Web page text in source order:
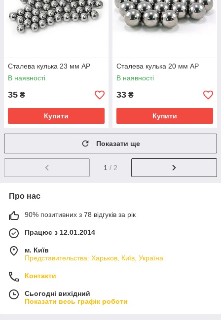
Сталева кулька 23 мм AP
В наявності
35 ₴
Купити
Сталева кулька 20 мм AP
В наявності
33 ₴
Купити
Показати ще
1 / 2
Про нас
90% позитивних з 78 відгуків за рік
Працює з 12.01.2014
м. Київ
Представительства: Харьков, Київ, Україна
Контакти
Сьогодні вихідний
Показати весь графік роботи